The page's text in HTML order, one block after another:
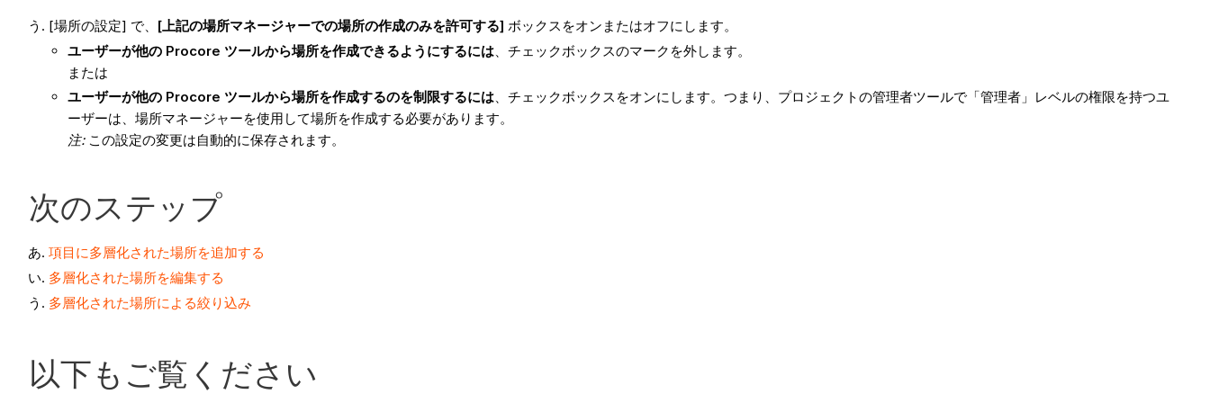
[場所の設定] で、 [上記の場所マネージャーでの場所の作成のみを許可する] ボックスをオンまたはオフにします。
ユーザーが他の Procore ツールから場所を作成できるようにするには 、チェックボックスのマークを外します。
または
ユーザーが他の Procore ツールから場所を作成するのを制限するには、チェックボックスをオンにします。つまり、プロジェクトの管理者ツールで「管理者」レベルの権限を持つユ
ーザーは、場所マネージャーを使用して場所を作成する必要があります。
注:この設定の変更は自動的に保存されます。
次のステップ
項目に多層化された場所を追加する
多層化された場所を編集する
多層化された場所による絞り込み
以下もご覧ください